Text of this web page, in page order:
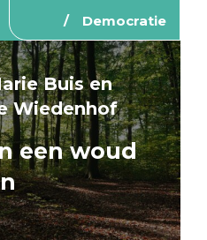
Democratie
Buis en
Wiedenhof
een woud